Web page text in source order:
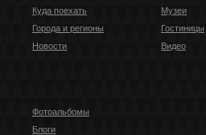
Куда поехать
Города и регионы
Новости
Музеи
Гостиницы
Видео
Фотоальбомы
Блоги